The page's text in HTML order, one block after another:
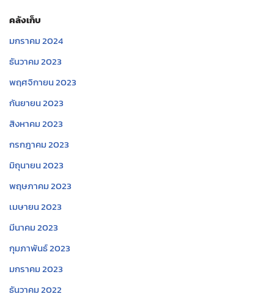
คลังเก็บ
มกราคม 2024
ธันวาคม 2023
พฤศจิกายน 2023
กันยายน 2023
สิงหาคม 2023
กรกฎาคม 2023
มิถุนายน 2023
พฤษภาคม 2023
เมษายน 2023
มีนาคม 2023
กุมภาพันธ์ 2023
มกราคม 2023
ธันวาคม 2022